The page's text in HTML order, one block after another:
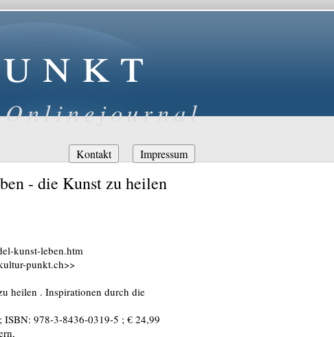
Onlinejournal
Navigation
überspringen
Kontakt Impressum
- die Kunst zu heilen
kunst-leben.htm
punkt.ch>>
heilen . Inspirationen durch die
ISBN: 978-3-8436-0319-5 ; € 24,99